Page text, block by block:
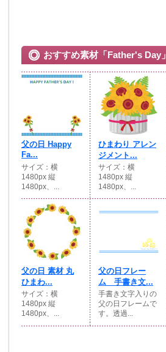
おすすめ素材「Father's Day」
父の日 Happy
Fa...
サイズ：横
1480px 縦
1480px、...
ひまわり アレン
ジメント...
サイズ：横
1480px 縦
1480px、...
父の日 素材 丸
ひまわ...
サイズ：横
1480px 縦
1480px、...
父の日フレー
ム 手書き文...
手書き文字入りの
父の日フレームで
す。透過...